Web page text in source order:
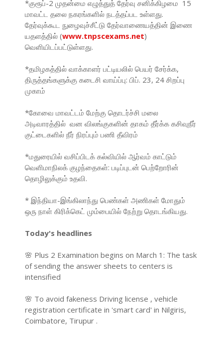
*குரூப்-2 முதன்மை எழுத்துத் தேர்வு சனிக்கிழமை 15
மாவட்ட தலை நகரங்களில் நடத்தப்பட உள்ளது.
தேர்வுக்கூட நுழைவுச்சீட்டு தேர்வாணையத்தின் இணை
யதளத்தில் (www.tnpscexams.net)
வெளியிடப்பட்டுள்ளது.
*தமிழகத்தில் வாக்காளர் பட்டியலில் பெயர் சேர்க்க,
திருத்தங்களுக்கு கடைசி வாய்ப்பு: பிப். 23, 24 சிறப்பு
முகாம்
*கோவை மாவட்டம் மேற்கு தொடர்ச்சி மலை
அடிவாரத்தில் வன விலங்குகளின் தாகம் தீர்க்க கசிவுநீர்
குட்டைகளில் நீர் நிரப்பும் பணி தீவிரம்
*மதுரையில் வசிப்பிடக் கல்வியில் ஆர்வம் காட்டும்
வெளிமாநிலக் குழந்தைகள்: படிப்புடன் பெற்றோரின்
தொழிலுக்கும் உதவி.
* இந்தியா-இங்கிலாந்து பெண்கள் அணிகள் மோதும்
ஒரு நாள் கிரிக்கெட் மும்பையில் நேற்று தொடங்கியது.
Today's headlines
🌸 Plus 2 Examination begins on March 1: The task
of sending the answer sheets to centers is
intensified
🌸 To avoid fakeness Driving license , vehicle
registration certificate in 'smart card' in Nilgiris,
Coimbatore, Tirupur .